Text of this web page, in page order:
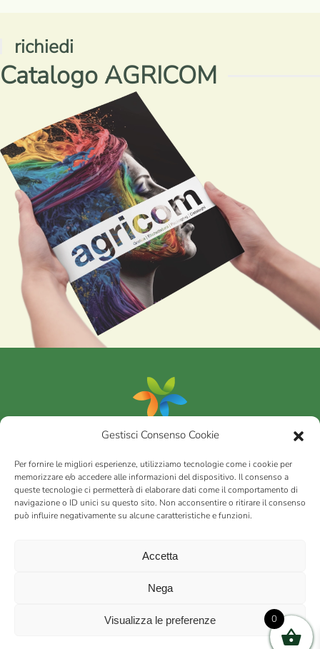
Gestisci Consenso Cookie
Per fornire le migliori esperienze, utilizziamo tecnologie come i cookie per
memorizzare e/o accedere alle informazioni del dispositivo. Il consenso a
queste tecnologie ci permetterà di elaborare dati come il comportamento di
navigazione o ID unici su questo sito. Non acconsentire o ritirare il consenso
può influire negativamente su alcune caratteristiche e funzioni.
Accetta
Nega
Visualizza le preferenze
richiedi
Catalogo AGRICOM
Portfolio
AGRICOMs.r.l.
via Montalbano 65 51100 Case Nuove di Masiano (PT) | codice
Int. versato | Repertorio Economico Amministrativo C.C.I.A.A. di
Privacy policy
0